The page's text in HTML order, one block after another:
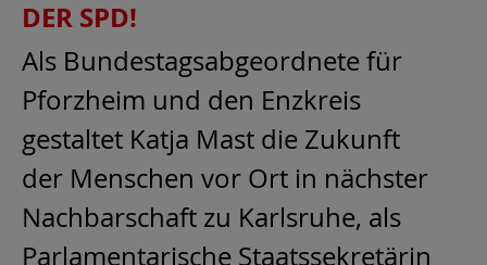
DER SPD!
Als Bundestagsabgeordnete für
Pforzheim und den Enzkreis
gestaltet Katja Mast die Zukunft
der Menschen vor Ort in nächster
Nachbarschaft zu Karlsruhe, als
Parlamentarische Staatssekretärin